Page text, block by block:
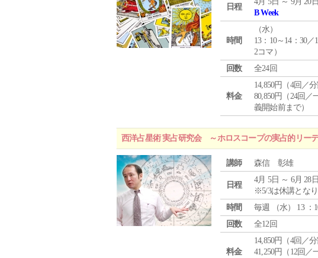
日程
B Week
時間
（水）
13：10～14：30／
2コマ）
回数
全24回
料金
14,850円（4回／
80,850円（24回
義開始前まで）
西洋占星術 実占研究会 ～ホロスコープの実占的リー
講師 森信 彰雄
日程
4月 5日 ～ 6月 28日
※5/3は休講となり
時間
毎週 （水） 13 ：
回数
全12回
料金
14,850円（4回／
41,250円（12回